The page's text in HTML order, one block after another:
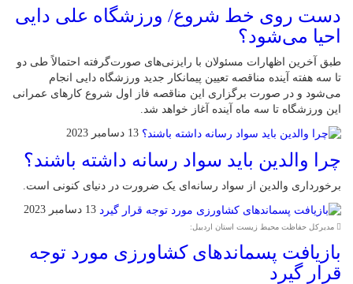
دست روی خط شروع/ ورزشگاه علی دایی
احیا می‌شود؟
طبق آخرین اظهارات مسئولان با رایزنی‌های صورت‌گرفته احتمالاً طی دو
تا سه هفته آینده مناقصه تعیین پیمانکار جدید ورزشگاه دایی انجام
می‌شود و در صورت برگزاری این مناقصه فاز اول شروع کارهای عمرانی
این ورزشگاه تا سه ماه آینده آغاز خواهد شد.
13 دسامبر 2023
چرا والدین باید سواد رسانه داشته باشند؟
برخورداری والدین از سواد رسانه‌ای یک ضرورت در دنیای کنونی است.
13 دسامبر 2023
مدیرکل حفاظت محیط زیست استان اردبیل:
بازیافت پسماندهای کشاورزی مورد توجه
قرار گیرد